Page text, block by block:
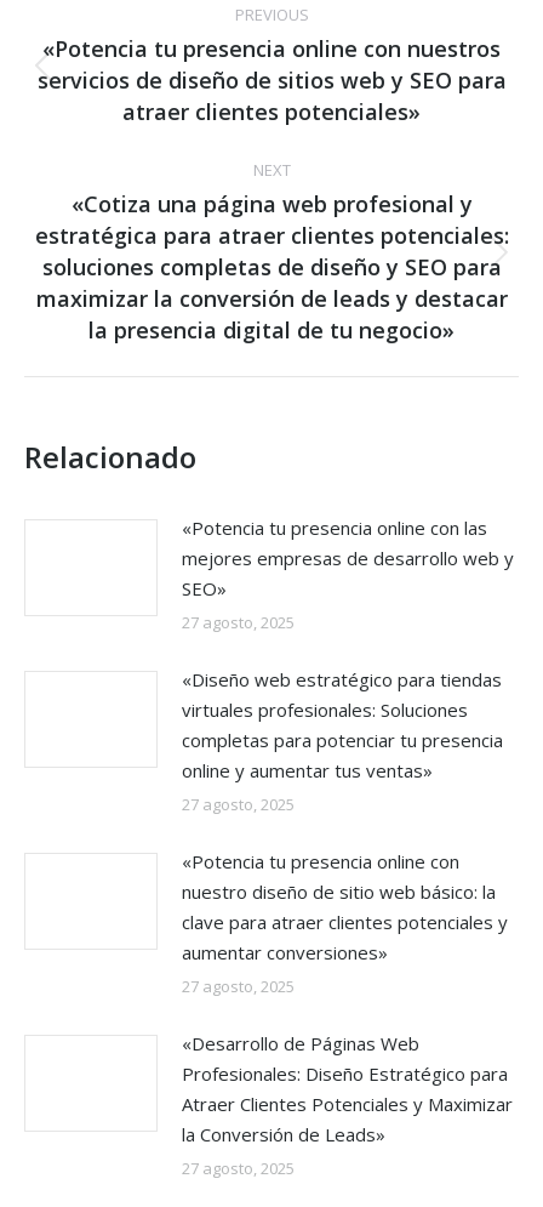
navigation
PREVIOUS
Previous
post:
«Potencia tu presencia online con nuestros
servicios de diseño de sitios web y SEO para
atraer clientes potenciales»
NEXT
Next
post:
«Cotiza una página web profesional y
estratégica para atraer clientes potenciales:
soluciones completas de diseño y SEO para
maximizar la conversión de leads y destacar
la presencia digital de tu negocio»
Relacionado
«Potencia tu presencia online con las
mejores empresas de desarrollo web y
SEO»
27 agosto, 2025
«Diseño web estratégico para tiendas
virtuales profesionales: Soluciones
completas para potenciar tu presencia
online y aumentar tus ventas»
27 agosto, 2025
«Potencia tu presencia online con
nuestro diseño de sitio web básico: la
clave para atraer clientes potenciales y
aumentar conversiones»
27 agosto, 2025
«Desarrollo de Páginas Web
Profesionales: Diseño Estratégico para
Atraer Clientes Potenciales y Maximizar
la Conversión de Leads»
27 agosto, 2025